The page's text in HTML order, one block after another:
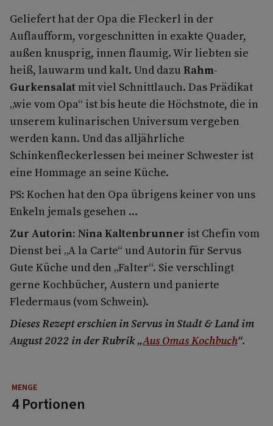
Geliefert hat der Opa die Fleckerl in der
Auflaufform, vorgeschnitten in exakte Quader,
außen knusprig, innen flaumig. Wir liebten sie
heiß, lauwarm und kalt. Und dazu Rahm-
Gurkensalatmit viel Schnittlauch. Das Prädikat
„wie vom Opa“ ist bis heute die Höchstnote, die in
unserem kulinarischen Universum vergeben
werden kann. Und das alljährliche
Schinkenfleckerlessen bei meiner Schwester ist
eine Hommage an seine Küche.
PS: Kochen hat den Opa übrigens keiner von uns
Enkeln jemals gesehen ...
Zur Autorin: Nina Kaltenbrunner ist Chefin vom
Dienst bei „A la Carte“ und Autorin für Servus
Gute Küche und den „Falter“. Sie verschlingt
gerne Kochbücher, Austern und panierte
Fledermaus (vom Schwein).
Dieses Rezept erschien in Servus in Stadt & Land im
August 2022 in der Rubrik „Aus Omas Kochbuch“.
4 Portionen